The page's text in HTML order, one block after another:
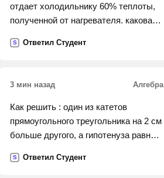
основных проблемах. 3)нога
провалилась в снег почти до колена.
последний год спортсмены
на
хирургическом отделении. 6)на
конференции было подчеркнуто, что
для нормализации работы отдела
7)основание гортани образует
отдает холодильнику 60% теплоты,
полученной от нагревателя. какова
температура холодильника 200к?
S Ответил Студент
3 мин назад Алгебра
Как решить : один из катетов
прямоугольного треугольника на 2 см
больше другого, а гипотенуза равна
прямоугольного треугольника
S Ответил Студент